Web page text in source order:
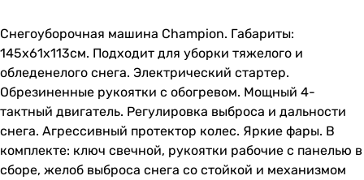
Снегоуборочная машина Champion. Габариты:
145х61х113см. Подходит для уборки тяжелого и
обледенелого снега. Электрический стартер.
Обрезиненные рукоятки с обогревом. Мощный 4-
тактный двигатель. Регулировка выброса и дальности
снега. Агрессивный протектор колес. Яркие фары. В
комплекте: ключ свечной, рукоятки рабочие с панелью в
сборе, желоб выброса снега со стойкой и механизмом